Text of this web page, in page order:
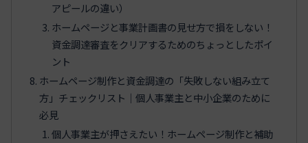
アピールの違い）
ホームページと事業計画書の見せ方で損をしない！
資金調達審査をクリアするためのちょっとしたポイ
ント
ホームページ制作と資金調達の「失敗しない組み立て
方」チェックリスト｜個人事業主と中小企業のために
必見
個人事業主が押さえたい！ホームページ制作と補助